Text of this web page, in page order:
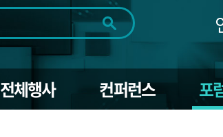
전체
1일 1주 1개월 3개월 1년
~
전체행사 컨퍼런스 포